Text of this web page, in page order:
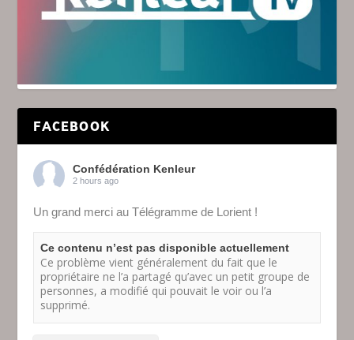
FACEBOOK
Confédération Kenleur
2 hours ago
Un grand merci au Télégramme de Lorient !
Ce contenu n’est pas disponible actuellement
Ce problème vient généralement du fait que le
propriétaire ne l’a partagé qu’avec un petit groupe de
personnes, a modifié qui pouvait le voir ou l’a
supprimé.